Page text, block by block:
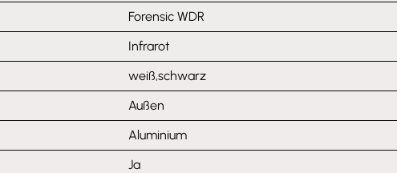
Forensic WDR
Infrarot
weiß,schwarz
Außen
Aluminium
Ja